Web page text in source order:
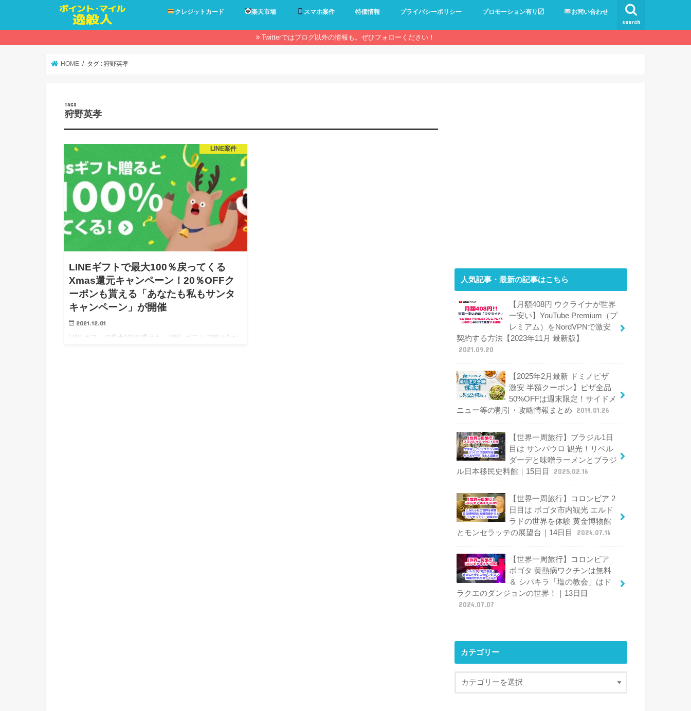
search
クレジットカード 楽天市場 スマホ案件 特価情報 プライバシーポリシー プロモーション有り〼 お問い合わせ
Twitterではブログ以外の情報も。ぜひフォローください！
HOME タグ : 狩野英孝
狩野英孝
LINE案件
LINEギフトで最大100％戻ってくる
Xmas還元キャンペーン！20％OFFク
ーポンも貰える「あなたも私もサンタ
キャンペーン」が開催
2021.12.01
LINEギフトで最大100％還元も。LINE ギフトで贈り合お
人気記事・最新の記事はこちら
【月額408円 ウクライナが世界
一安い】YouTube Premium（プ
レミアム）をNordVPNで激安
契約する方法【2023年11月 最新版】
2021.09.20
【2025年2月最新 ドミノピザ
激安 半額クーポン】ピザ全品
50%OFFは週末限定！サイドメ
ニュー等の割引・攻略情報まとめ
2019.01.26
【世界一周旅行】ブラジル1日
目は サンパウロ 観光！リベル
ダーデと味噌ラーメンとブラジ
ル日本移民史料館｜15日目
2025.02.16
【世界一周旅行】コロンビア 2
日目は ボゴタ市内観光 エルド
ラドの世界を体験 黄金博物館
とモンセラッテの展望台｜14日目
2024.07.16
【世界一周旅行】コロンビア
ボゴタ 黄熱病ワクチンは無料
＆ シパキラ「塩の教会」はド
ラクエのダンジョンの世界！｜13日目
2024.07.07
カテゴリー